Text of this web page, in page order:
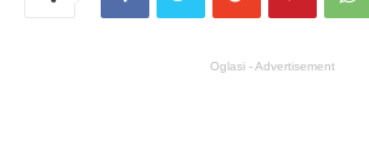
Oglasi - Advertisement